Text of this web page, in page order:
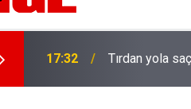
17:32 Tırdan yola